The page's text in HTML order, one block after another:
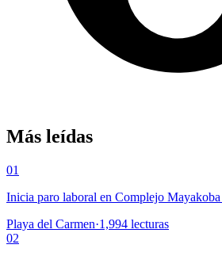
Más leídas
01
Inicia paro laboral en Complejo
Playa del Carmen·1,994 lecturas
02